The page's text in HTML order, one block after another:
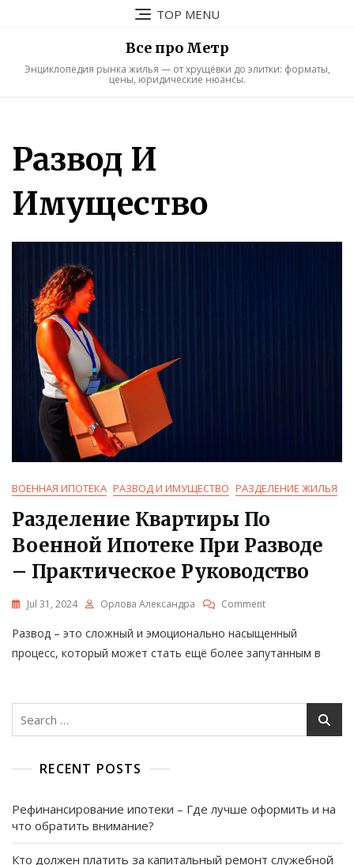
TOP MENU
Все про Метр
Энциклопедия рынка жилья — от хрущёвки до элитки: форматы,
цены, юридические нюансы.
Развод И
Имущество
ВОЕННАЯ ИПОТЕКА РАЗВОД И ИМУЩЕСТВО РАЗДЕЛЕНИЕ ЖИЛЬЯ
Разделение Квартиры По
Военной Ипотеке При Разводе
– Практическое Руководство
Jul 31, 2024 Орлова Александра CommentOn
Квартиры
По
Военной
Разводе
Практическое
Развод – это сложный и эмоционально насыщенный
процесс, который может стать ещё более запутанным в
Search
RECENT POSTS
Рефинансирование ипотеки – Где лучше оформить и на
что обратить внимание?
Кто должен платить за капитальный ремонт служебной